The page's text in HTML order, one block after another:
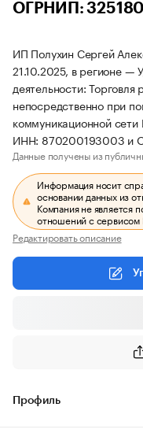
ОГРНИП:
ИП Полухин Сергей
21.10.2025, в регионе —
деятельности:
непосредственно при
коммуникационной
ИНН: 870200193003 и
Данные получены из
Информация носит
основании данных из
Компания не является
отношений с сервисом
Редактировать описание
Профиль